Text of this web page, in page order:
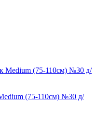
(75-110см) №30 д/